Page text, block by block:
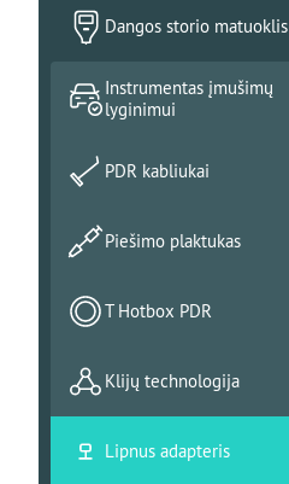
Dangos storio matuoklis
Instrumentas įmušimų
lyginimui
PDR kabliukai
Piešimo plaktukas
T Hotbox PDR
Klijų technologija
Lipnus adapteris